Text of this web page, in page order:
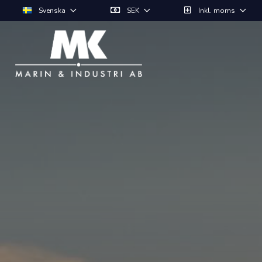
Svenska SEK Inkl. moms